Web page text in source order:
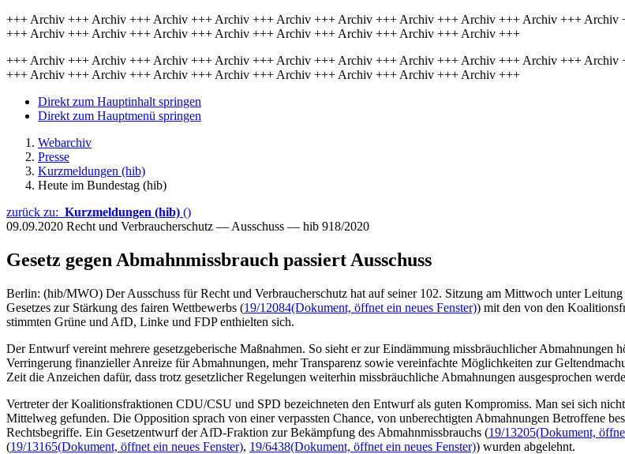
+++ Archiv +++ Archiv +++ Archiv +++ Archiv +++ Archiv +++ Archiv +++ Archiv +++ Archiv +++ Archiv +++
+++ Archiv +++ Archiv +++ Archiv +++ Archiv +++ Archiv +++ Archiv +++ Archiv +++ Archiv +++
+++ Archiv +++ Archiv +++ Archiv +++ Archiv +++ Archiv +++ Archiv +++ Archiv +++ Archiv +++ Archiv +++
+++ Archiv +++ Archiv +++ Archiv +++ Archiv +++ Archiv +++ Archiv +++ Archiv +++ Archiv +++
Direkt zum Hauptinhalt springen
Direkt zum Hauptmenü springen
Webarchiv
Presse
Kurzmeldungen (hib)
Heute im Bundestag (hib)
zurück zu: Kurzmeldungen (hib) ()
09.09.2020 Recht und Verbraucherschutz — Ausschuss — hib 918/2020
Gesetz gegen Abmahnmissbrauch passiert Ausschuss
Berlin: (hib/MWO) Der Ausschuss für Recht und Verbraucherschutz hat auf seiner 102. Sitzung am Mittwoch unter
Gesetzes zur Stärkung des fairen Wettbewerbs (19/12084(Dokument, öffnet ein neues Fenster)) mit den von den
stimmten Grüne und AfD, Linke und FDP enthielten sich.
Der Entwurf vereint mehrere gesetzgeberische Maßnahmen. So sieht er zur Eindämmung missbräuchlicher
Verringerung finanzieller Anreize für Abmahnungen, mehr Transparenz sowie vereinfachte Möglichkeiten zur
Zeit die Anzeichen dafür, dass trotz gesetzlicher Regelungen weiterhin missbräuchliche Abmahnungen ausgesprochen
Vertreter der Koalitionsfraktionen CDU/CSU und SPD bezeichneten den Entwurf als guten Kompromiss. Man sei sich
Mittelweg gefunden. Die Opposition sprach von einer verpassten Chance, von unberechtigten Abmahnungen Betroffene
Rechtsbegriffe. Ein Gesetzentwurf der AfD-Fraktion zur Bekämpfung des Abmahnmissbrauchs (19/13205(Dokument,
(19/13165(Dokument, öffnet ein neues Fenster), 19/6438(Dokument, öffnet ein neues Fenster)) wurden abgelehnt.